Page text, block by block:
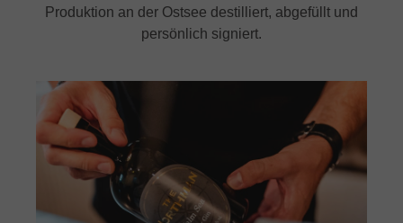
Produktion an der Ostsee destilliert, abgefüllt und
persönlich signiert.